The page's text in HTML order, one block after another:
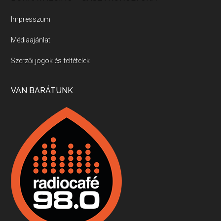
Villány, kékfrankos, Jackfall
Apr 17, 2026 • 00:35:38
Boston, teadélután, bab és homár
Apr 9, 2026 • 00:37:17
Fermentáljunk, a testünk meghálálja!
Apr 3, 2026 • 00:36:07
Impresszum
Médiaajánlat
Szerzői jogok és feltételek
VAN BARÁTUNK